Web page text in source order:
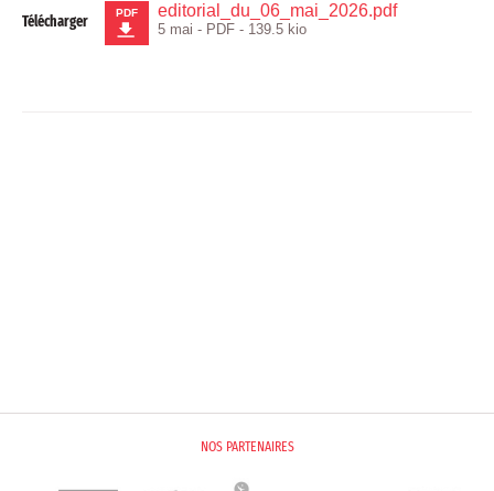
Télécharger PDF editorial_du_06_mai_2026.pdf
5 mai - PDF- 139.5 kio
Liens utiles
NOS PARTENAIRES